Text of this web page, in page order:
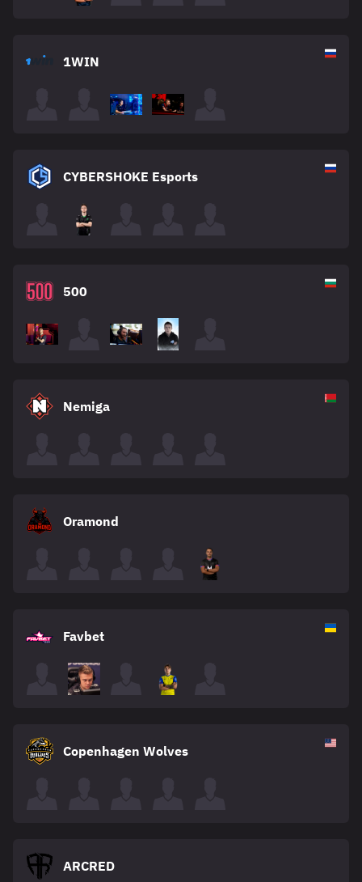
1WIN
CYBERSHOKE Esports
500
Nemiga
Oramond
Favbet
Copenhagen Wolves
ARCRED